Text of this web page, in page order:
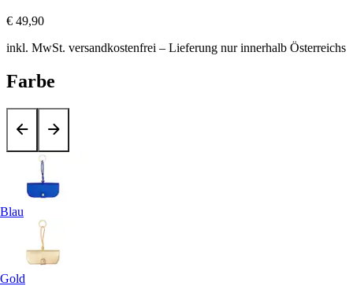
€ 49,90
inkl. MwSt. versandkostenfrei – Lieferung nur innerhalb Österreichs
Farbe
Blau
Gold